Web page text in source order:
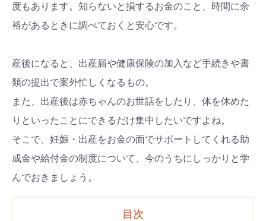
度もあります。知らないと損するお金のこと、時間に余
裕があるときに調べておくと安心です。
産後になると、出産届や健康保険の加入など手続きや書
類の提出で案外忙しくなるもの。
また、出産後は赤ちゃんのお世話をしたり、体を休めた
りといったことにできるだけ集中したいですよね。
そこで、妊娠・出産をお金の面でサポートしてくれる助
成金や給付金の制度について、今のうちにしっかりと学
んでおきましょう。
目次